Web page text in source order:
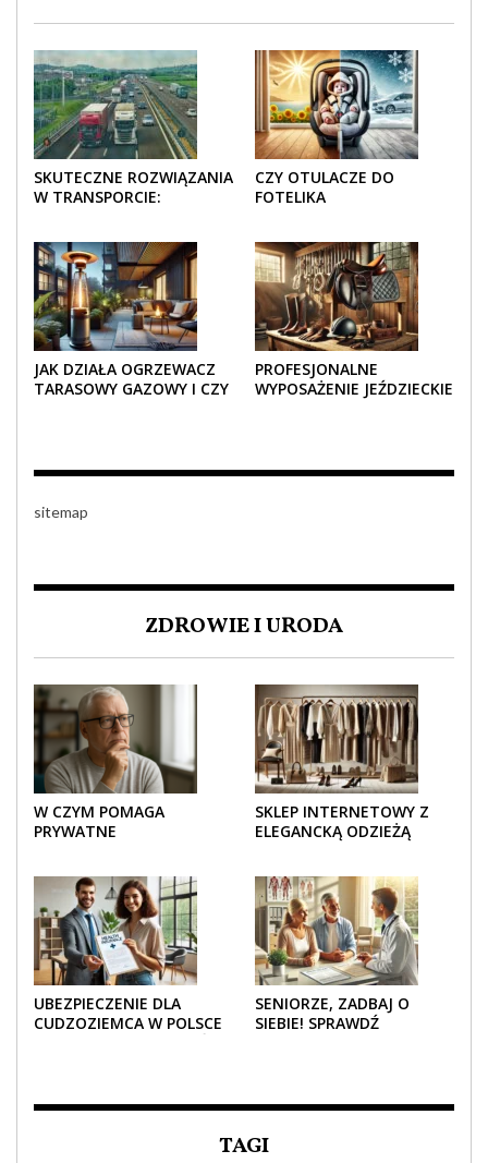
SKUTECZNE ROZWIĄZANIA
W TRANSPORCIE:
CZY OTULACZE DO
FOTELIKA
ZIMĄ?
JAK DZIAŁA OGRZEWACZ
TARASOWY GAZOWY I CZY
PROFESJONALNE
WYPOSAŻENIE JEŹDZIECKIE
sitemap
ZDROWIE I URODA
W CZYM POMAGA
PRYWATNE
SKLEP INTERNETOWY Z
ELEGANCKĄ ODZIEŻĄ
UBEZPIECZENIE DLA
CUDZOZIEMCA W POLSCE
SENIORZE, ZADBAJ O
SIEBIE! SPRAWDŹ
TAGI